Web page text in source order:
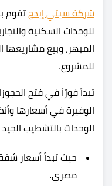
شركة سيتي إيدج تقوم
للوحدات السكنية
المبهر، وبيع مشاريعها
للمشروع.
تبدأ فورًأ في فتح
الوفيرة في أسعارها
الوحدات بالتشطيب
حيث تبدأ أسعار
مصري.